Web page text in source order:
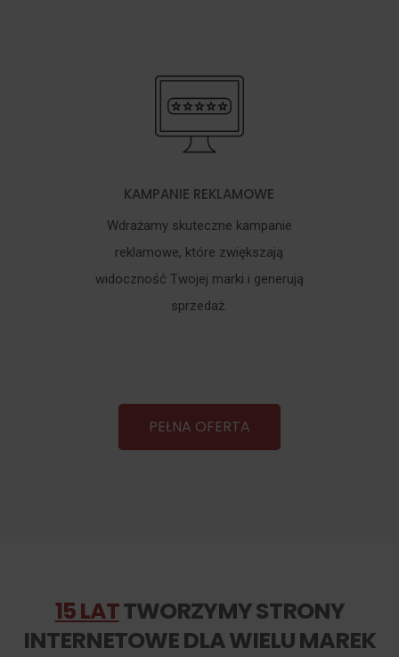
KAMPANIE REKLAMOWE
Wdrażamy skuteczne kampanie
reklamowe, które zwiększają
widoczność Twojej marki i generują
sprzedaż.
PEŁNA OFERTA
15 LATTWORZYMY STRONY
INTERNETOWE DLA WIELU MAREK